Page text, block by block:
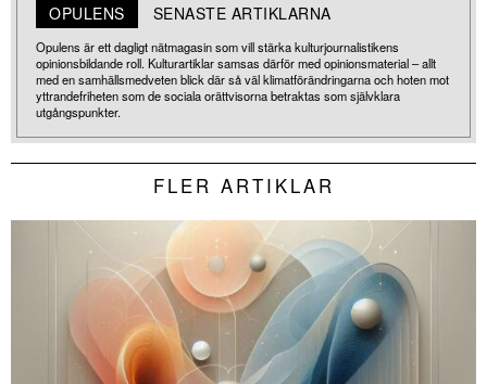
OPULENS SENASTE ARTIKLARNA
Opulens är ett dagligt nätmagasin som vill stärka kulturjournalistikens
opinionsbildande roll. Kulturartiklar samsas därför med opinionsmaterial – allt
med en samhällsmedveten blick där så väl klimatförändringarna och hoten mot
yttrandefriheten som de sociala orättvisorna betraktas som självklara
utgångspunkter.
FLER ARTIKLAR